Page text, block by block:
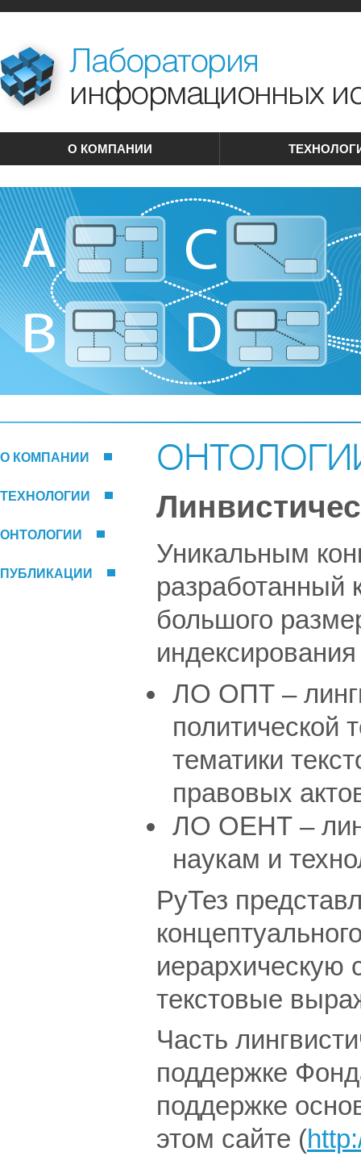
О КОМПАНИИ
О КОМПАНИИ
ТЕХНОЛОГИИ
ОНТОЛОГИИ
ПУБЛИКАЦИИ
Уникальным
разработанный
большого
ЛО ОПТ –
политической
тематики
правовых
ЛО ОЕНТ –
наукам и
РуТез
иерархическую
текстовые
Часть
поддержке
поддержке
этом сайте (